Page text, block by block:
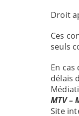
Droit
Ces
seuls
En
délais
MTV –
Site